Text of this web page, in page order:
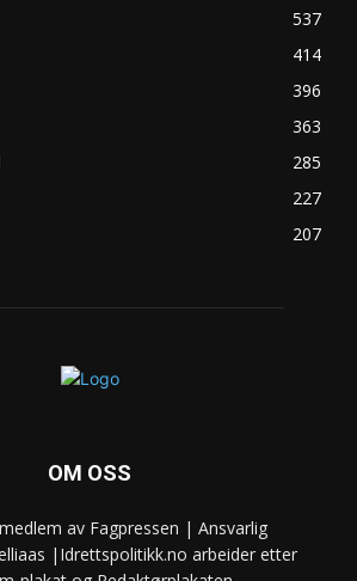
537
414
396
363
285
227
207
OM OSS
av Fagpressen | Ansvarlig
|Idrettspolitikk.no arbeider etter